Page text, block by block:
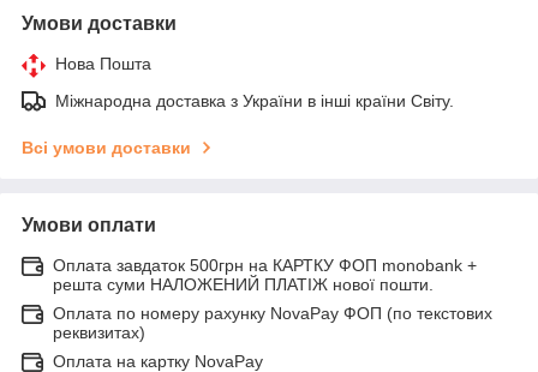
Умови доставки
Нова Пошта
Міжнародна доставка з України в інші країни Світу.
Всі умови доставки
Умови оплати
Оплата завдаток 500грн на КАРТКУ ФОП monobank +
решта суми НАЛОЖЕНИЙ ПЛАТІЖ нової пошти.
Оплата по номеру рахунку NovaPay ФОП (по текстових
реквизитах)
Оплата на картку NovaPay